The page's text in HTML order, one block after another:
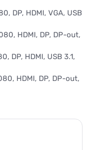
DP, HDMI, VGA, USB
HDMI, DP, DP-out,
DP, HDMI, USB 3.1,
HDMI, DP, DP-out,